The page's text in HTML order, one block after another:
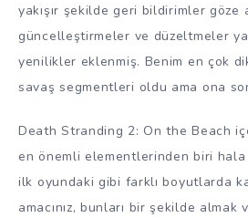
yakışır şekilde geri bildirimler göze
güncelleştirmeler ve düzeltmeler
yenilikler eklenmiş. Benim en çok
savaş segmentleri oldu ama ona
Death Stranding 2: On the Beach
en önemli elementlerinden biri hala
ilk oyundaki gibi farklı boyutlarda
amacınız, bunları bir şekilde almak